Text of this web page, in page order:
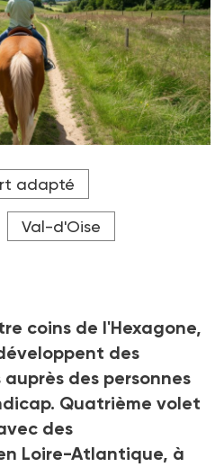
agit comme un catalyseur
Oger, éducateur sportif.
eux, c’est une expérience
leur attention et la
»
adapté
Val-d'Oise
coins de l'Hexagone,
des
des personnes
Quatrième volet
des
Loire-Atlantique, à